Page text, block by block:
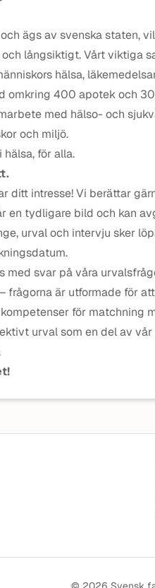
ägs av svenska staten,
långsiktigt. Vårt viktiga
hälsa,
omkring 400 apotek och
med hälso- och
och miljö.
för alla.
ditt intresse! Vi berättar
en tydligare bild och kan
urval och intervju sker
med svar på våra
frågorna är utformade för
för matchning
urval som en del av